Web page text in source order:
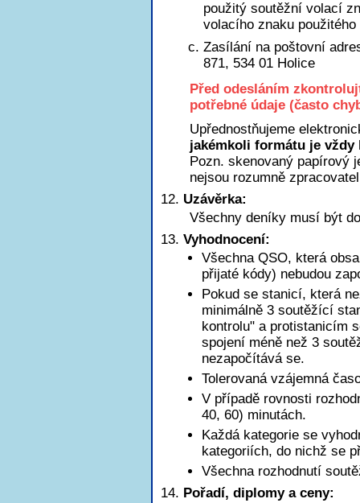
použitý soutěžní volací
volacího znaku
Zasílání na poštovní
871, 534 01 Holice
Před odesláním
potřebné údaje (často
Upřednostňujeme
jakémkoli formátu je
Pozn. skenovaný papírový
nejsou rozumně
Uzávěrka:
Všechny deníky musí být
Vyhodnocení:
Všechna QSO, která
přijaté kódy) nebudou
Pokud se stanicí, která
minimálně 3 soutěžící
kontrolu" a protistanicím
spojení méně než 3
nezapočítává se.
Tolerovaná vzájemná
V případě rovnosti
40, 60) minutách.
Každá kategorie se
kategoriích, do nichž se
Všechna rozhodnutí
Pořadí, diplomy a ceny: